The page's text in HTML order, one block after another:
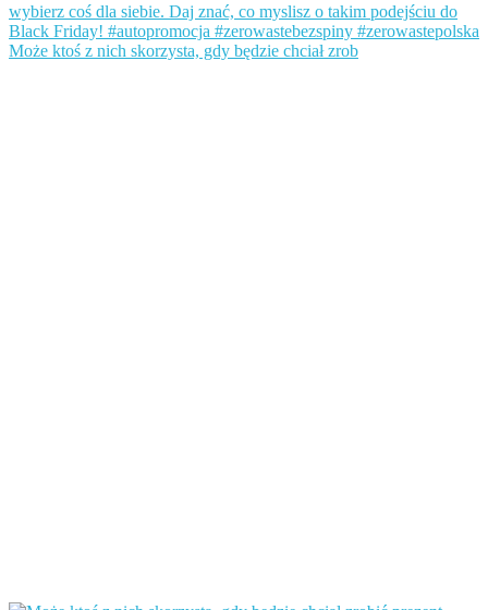
Może ktoś z nich skorzysta, gdy będzie chciał zrob